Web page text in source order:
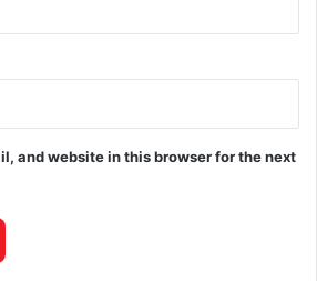
and website in this browser for the next